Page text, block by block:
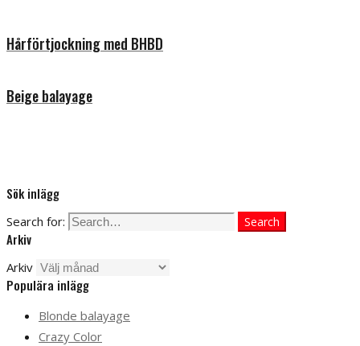
Hårförtjockning med BHBD
Beige balayage
Sök inlägg
Search for: Search
Arkiv
Arkiv
Populära inlägg
Blonde balayage
Crazy Color